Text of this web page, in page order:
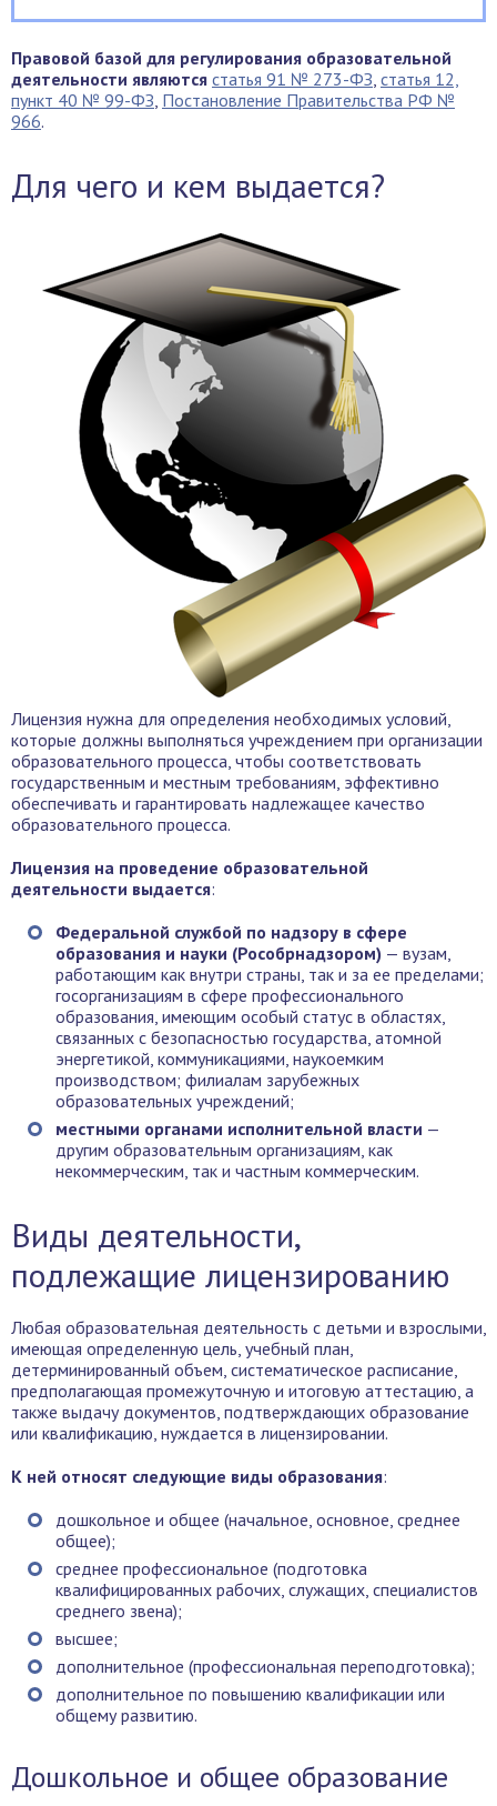
Правовой базой для регулирования образовательной
деятельности являются статья 91 № 273-ФЗ, статья 12,
пункт 40 № 99-ФЗ, Постановление Правительства РФ №
966.
Для чего и кем выдается?
Лицензия нужна для определения необходимых условий,
которые должны выполняться учреждением при организации
образовательного процесса, чтобы соответствовать
государственным и местным требованиям, эффективно
обеспечивать и гарантировать надлежащее качество
образовательного процесса.
Лицензия на проведение образовательной
деятельности выдается:
Федеральной службой по надзору в сфере
образования и науки (Рособрнадзором) — вузам,
работающим как внутри страны, так и за ее пределами;
госорганизациям в сфере профессионального
образования, имеющим особый статус в областях,
связанных с безопасностью государства, атомной
энергетикой, коммуникациями, наукоемким
производством; филиалам зарубежных
образовательных учреждений;
местными органами исполнительной власти —
другим образовательным организациям, как
некоммерческим, так и частным коммерческим.
Виды деятельности,
подлежащие лицензированию
Любая образовательная деятельность с детьми и взрослыми,
имеющая определенную цель, учебный план,
детерминированный объем, систематическое расписание,
предполагающая промежуточную и итоговую аттестацию, а
также выдачу документов, подтверждающих образование
или квалификацию, нуждается в лицензировании.
К ней относят следующие виды образования:
дошкольное и общее (начальное, основное, среднее
общее);
среднее профессиональное (подготовка
квалифицированных рабочих, служащих, специалистов
среднего звена);
высшее;
дополнительное (профессиональная переподготовка);
дополнительное по повышению квалификации или
общему развитию.
Дошкольное и общее образование